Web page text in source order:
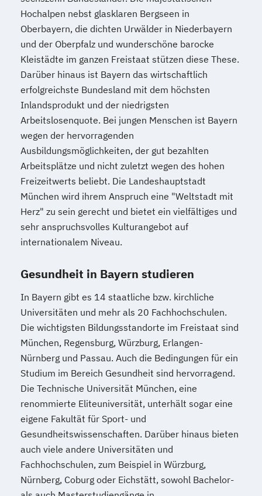
Hochalpen nebst glasklaren Bergseen in
Oberbayern, die dichten Urwälder in Niederbayern
und der Oberpfalz und wunderschöne barocke
Kleistädte im ganzen Freistaat stützen diese These.
Darüber hinaus ist Bayern das wirtschaftlich
erfolgreichste Bundesland mit dem höchsten
Inlandsprodukt und der niedrigsten
Arbeitslosenquote. Bei jungen Menschen ist Bayern
wegen der hervorragenden
Ausbildungsmöglichkeiten, der gut bezahlten
Arbeitsplätze und nicht zuletzt wegen des hohen
Freizeitwerts beliebt. Die Landeshauptstadt
München wird ihrem Anspruch eine "Weltstadt mit
Herz" zu sein gerecht und bietet ein vielfältiges und
sehr anspruchsvolles Kulturangebot auf
internationalem Niveau.
Gesundheit in Bayern studieren
In Bayern gibt es 14 staatliche bzw. kirchliche
Universitäten und mehr als 20 Fachhochschulen.
Die wichtigsten Bildungsstandorte im Freistaat sind
München, Regensburg, Würzburg, Erlangen-
Nürnberg und Passau. Auch die Bedingungen für ein
Studium im Bereich Gesundheit sind hervorragend.
Die Technische Universität München, eine
renommierte Eliteuniversität, unterhält sogar eine
eigene Fakultät für Sport- und
Gesundheitswissenschaften. Darüber hinaus bieten
auch viele andere Universitäten und
Fachhochschulen, zum Beispiel in Würzburg,
Nürnberg, Coburg oder Eichstätt, sowohl Bachelor-